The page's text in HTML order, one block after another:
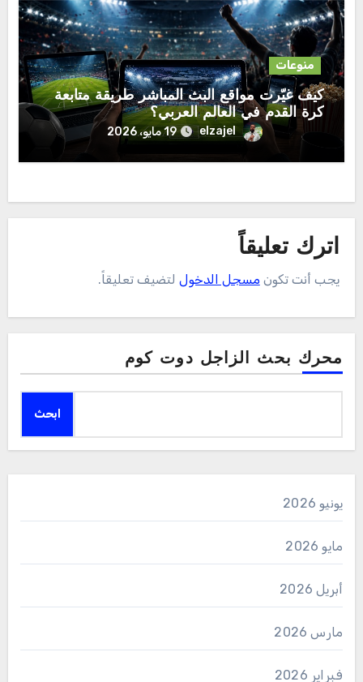
منوعات
كيف غيّرت مواقع البث المباشر طريقة متابعة
كرة القدم في العالم العربي؟
elzajel 19 مايو، 2026
اترك تعليقاً
يجب أنت تكون مسجل الدخول لتضيف تعليقاً.
محرك بحث الزاجل دوت كوم
ابحث
يونيو 2026
مايو 2026
أبريل 2026
مارس 2026
فبراير 2026